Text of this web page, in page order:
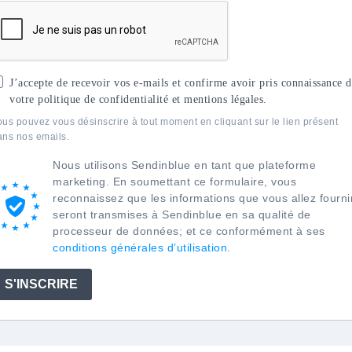
J’accepte de recevoir vos e-mails et confirme avoir pris connaissance
votre politique de confidentialité et mentions légales.
pouvez vous désinscrire à tout moment en cliquant sur le lien présent
nos emails.
Nous utilisons Sendinblue en tant que plateforme
marketing. En soumettant ce formulaire, vous
reconnaissez que les informations que vous allez
seront transmises à Sendinblue en sa qualité de
processeur de données; et ce conformément à ses
conditions générales d’utilisation
S'INSCRIRE